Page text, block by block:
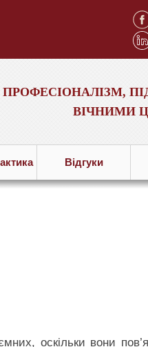
ПРОФЕСІОНАЛІЗМ,
ВІЧНИМИ
Вiдгуки
оскільки вони